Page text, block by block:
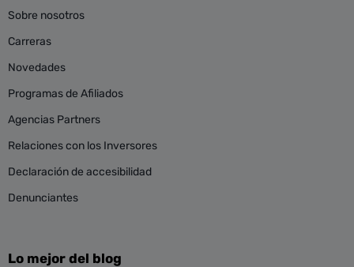
Sobre nosotros
Carreras
Novedades
Programas de Afiliados
Agencias Partners
Relaciones con los Inversores
Declaración de accesibilidad
Denunciantes
Lo mejor del blog